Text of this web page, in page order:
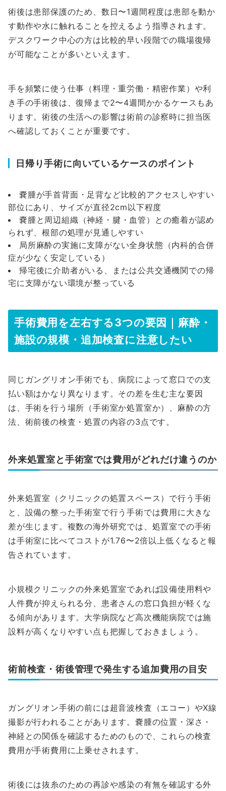
術後は患部保護のため、数日〜1週間程度は患部を動か
す動作や水に触れることを控えるよう指導されます。
デスクワーク中心の方は比較的早い段階での職場復帰
が可能なことが多いといえます。
手を頻繁に使う仕事（料理・重労働・精密作業）や利
き手の手術後は、復帰まで2〜4週間かかるケースもあ
ります。術後の生活への影響は術前の診察時に担当医
へ確認しておくことが重要です。
日帰り手術に向いているケースのポイント
嚢腫が手首背面・足背など比較的アクセスしやすい
部位にあり、サイズが直径2cm以下程度
嚢腫と周辺組織（神経・腱・血管）との癒着が認め
られず、根部の処理が見通しやすい
局所麻酔の実施に支障がない全身状態（内科的合併
症が少なく安定している）
帰宅後に介助者がいる、または公共交通機関での帰
宅に支障がない環境が整っている
手術費用を左右する3つの要因｜麻酔・
施設の規模・追加検査に注意したい
同じガングリオン手術でも、病院によって窓口での支
払い額はかなり異なります。その差を生む主な要因
は、手術を行う場所（手術室か処置室か）、麻酔の方
法、術前後の検査・処置の内容の3点です。
外来処置室と手術室では費用がどれだけ違うのか
外来処置室（クリニックの処置スペース）で行う手術
と、設備の整った手術室で行う手術では費用に大きな
差が生じます。複数の海外研究では、処置室での手術
は手術室に比べてコストが1.76〜2倍以上低くなると報
告されています。
小規模クリニックの外来処置室であれば設備使用料や
人件費が抑えられる分、患者さんの窓口負担が軽くな
る傾向があります。大学病院など高次機能病院では施
設料が高くなりやすい点も把握しておきましょう。
術前検査・術後管理で発生する追加費用の目安
ガングリオン手術の前には超音波検査（エコー）やX線
撮影が行われることがあります。嚢腫の位置・深さ・
神経との関係を確認するためのもので、これらの検査
費用が手術費用に上乗せされます。
術後には抜糸のための再診や感染の有無を確認する外